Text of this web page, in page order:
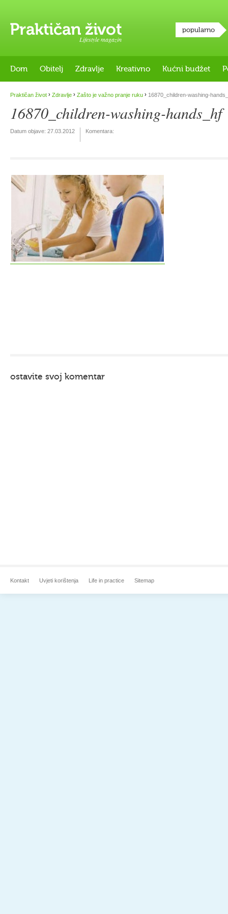
Lifestyle magazin
popularno
Dom Obitelj Zdravlje Kreativno Kućni budžet
Praktičan život › Zdravlje › Zašto je važno pranje ruku › 16870_children-washing-
16870_children-washing-hands_hf
Datum objave: 27.03.2012 Komentara:
ostavite svoj komentar
Kontakt Uvjeti korištenja Life in practice Sitemap